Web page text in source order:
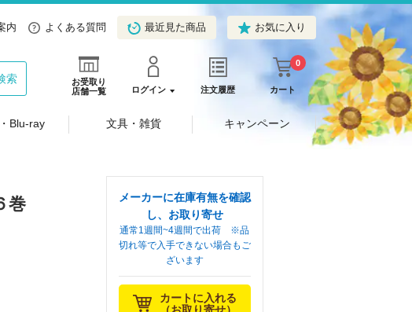
内 よくある質問 最近見た商品 お気に入り
お受取り
店舗一覧
ログイン 注文履歴 カート
0
索
Blu-ray 文具・雑貨 キャンペーン
巻
メーカーに在庫有無を確認
し、お取り寄せ
通常1週間~4週間で出荷 ※品
切れ等で入手できない場合もご
ざいます
カートに入れる